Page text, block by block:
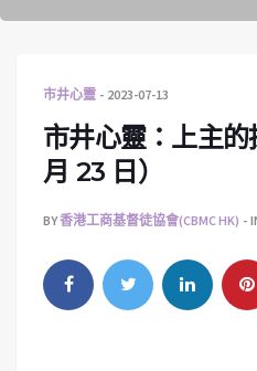
市井心靈 2023-07-13
市井心靈：上主
月 23 日）
BY香港工商基督徒協會(CBMC HK)